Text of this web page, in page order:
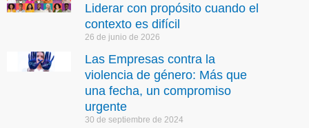
Liderar con propósito cuando el
contexto es difícil
26 de junio de 2026
Las Empresas contra la
violencia de género: Más que
una fecha, un compromiso
urgente
30 de septiembre de 2024